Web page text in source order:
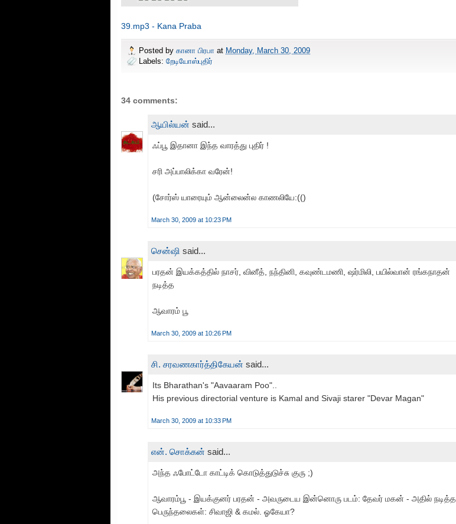
39.mp3 - Kana Praba
Posted by கானா பிரபா at Monday, March 30, 2009
Labels: றேடியோஸ்புதிர்
34 comments:
ஆயில்யன் said...
ஃப்பூ இதானா இந்த வாரத்து புதிர் !
சரி அப்பாலிக்கா வரேன்!
(சோர்ஸ் யாரையும் ஆன்லைன்ல காணலியே:(()
March 30, 2009 at 10:23 PM
சென்ஷி said...
பரதன் இயக்கத்தில் நாசர், வினீத், நந்தினி, கவுண்டமணி, ஷர்மிலி, பயில்வான் ரங்கநாதன்
நடித்த
ஆவாரம் பூ
March 30, 2009 at 10:26 PM
சி. சரவணகார்த்திகேயன் said...
Its Bharathan's "Aavaaram Poo"..
His previous directorial venture is Kamal and Sivaji starer "Devar Magan"
March 30, 2009 at 10:33 PM
என். சொக்கன் said...
அந்த ஃபோட்டோ காட்டிக் கொடுத்துடுச்சு குரு ;)
ஆவாரம்பூ - இயக்குனர் பரதன் - அவருடைய இன்னொரு படம்: தேவர் மகன் - அதில் நடித்த
பெருந்தலைகள்: சிவாஜி & கமல். ஓகேயா?